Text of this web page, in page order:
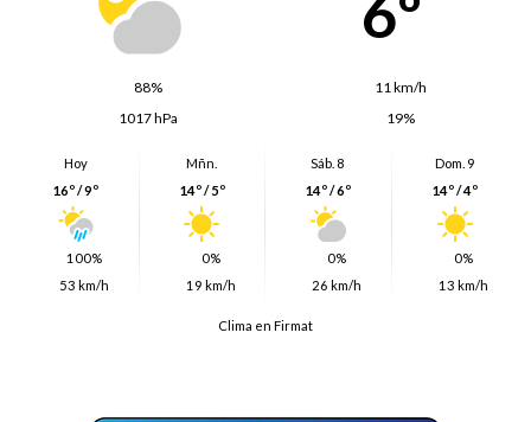
88%
11 km/h
1017 hPa
19%
Hoy
16º / 9º
100%
53 km/h
Mñn.
14º / 5º
0%
19 km/h
Sáb. 8
14º / 6º
0%
26 km/h
Dom. 9
14º / 4º
0%
13 km/h
Clima en Firmat